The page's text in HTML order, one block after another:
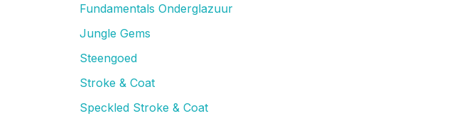
Fundamentals Onderglazuur
Jungle Gems
Steengoed
Stroke & Coat
Speckled Stroke & Coat